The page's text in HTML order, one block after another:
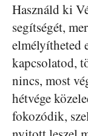
Használd ki
segítségét,
elmélyítheted
kapcsolatod,
nincs, most
hétvége
fokozódik,